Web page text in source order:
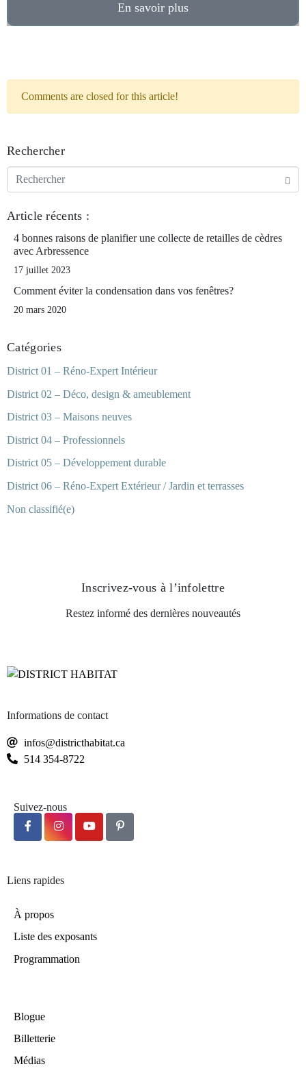
En savoir plus
Comments are closed for this article!
Rechercher
Article récents :
4 bonnes raisons de planifier une collecte de retailles de cèdres
avec Arbressence
17 juillet 2023
Comment éviter la condensation dans vos fenêtres?
20 mars 2020
Catégories
District 01 – Réno-Expert Intérieur
District 02 – Déco, design & ameublement
District 03 – Maisons neuves
District 04 – Professionnels
District 05 – Développement durable
District 06 – Réno-Expert Extérieur / Jardin et terrasses
Non classifié(e)
Inscrivez-vous à l’infolettre
Restez informé des dernières nouveautés
Informations de contact
infos@districthabitat.ca
514 354-8722
Suivez-nous
Liens rapides
À propos
Liste des exposants
Programmation
Blogue
Billetterie
Médias